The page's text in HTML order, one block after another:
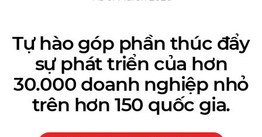
Tự hào góp phần thúc đẩy
sự phát triển của hơn
30.000 doanh nghiệp nhỏ
trên hơn 150 quốc gia.